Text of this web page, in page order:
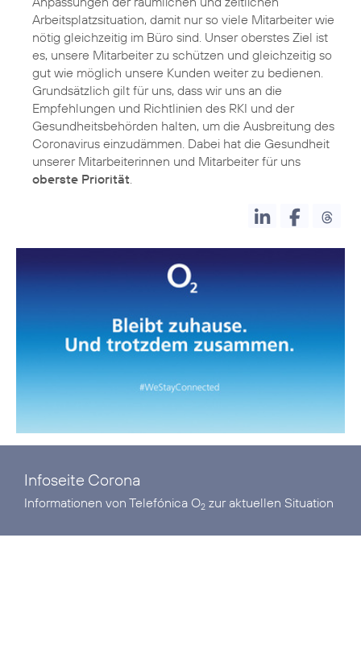
Arbeitsplatzsituation, damit nur so viele Mitarbeiter wie
nötig gleichzeitig im Büro sind. Unser oberstes Ziel ist
es, unsere Mitarbeiter zu schützen und gleichzeitig so
gut wie möglich unsere Kunden weiter zu bedienen.
Grundsätzlich gilt für uns, dass wir uns an die
Empfehlungen und Richtlinien des RKI und der
Gesundheitsbehörden halten, um die Ausbreitung des
Coronavirus einzudämmen. Dabei hat die Gesundheit
unserer Mitarbeiterinnen und Mitarbeiter für uns
oberste Priorität.
Infoseite Corona
Informationen von Telefónica O2 zur aktuellen Situation